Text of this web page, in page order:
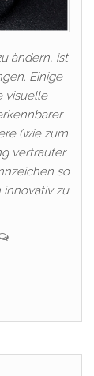
ändern, ist
Einige
visuelle
(wie zum
vertrauter
so
innovativ zu